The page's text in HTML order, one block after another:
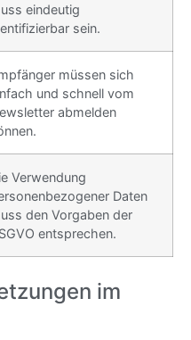
eindeutig
sein.
müssen sich
und schnell vom
abmelden
Verwendung
Daten
den Vorgaben der
entsprechen.
im